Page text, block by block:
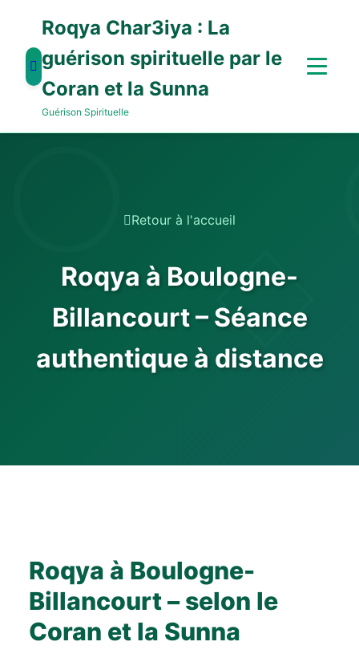
Roqya Char3iya : La
guérison spirituelle par le
Coran et la Sunna
Guérison Spirituelle
Retour à l'accueil
Roqya à Boulogne-
Billancourt – Séance
authentique à distance
Roqya à Boulogne-
Billancourt – selon le
Coran et la Sunna